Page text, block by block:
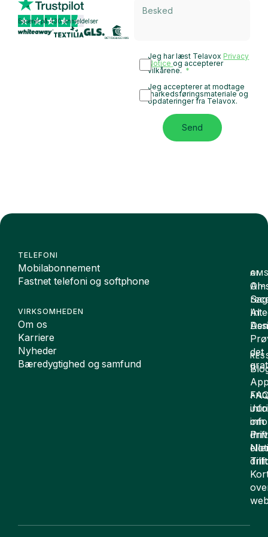
Baseret på 430 anmeldelser
Jeg har læst Telavox Privacy
Noticeog accepterer
vilkårene.
Jeg accepterer at modtage
markedsføringsmateriale og
opdateringer fra Telavox.
Send
TELEFONI
Mobilabonnement
Fastnet telefoni og softphone
VIRKSOMHEDEN
Om os
Karriere
Nyheder
Bæredygtighed og samfund
om
drift
AI
AI-
AI
det